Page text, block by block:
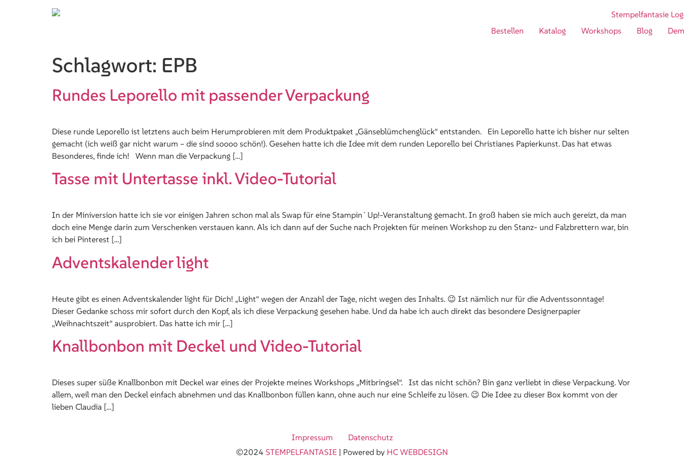
Bestellen Katalog Workshops Blog
Schlagwort: EPB
Rundes Leporello mit passender Verpackung
Diese runde Leporello ist letztens auch beim Herumprobieren mit dem Produktpaket „Gänseblümchenglück“ entstanden. Ein Leporello hatte ich bisher nur selten
gemacht (ich weiß gar nicht warum – die sind soooo schön!). Gesehen hatte ich die Idee mit dem runden Leporello bei Christianes Papierkunst. Das hat etwas
Besonderes, finde ich! Wenn man die Verpackung […]
Tasse mit Untertasse inkl. Video-Tutorial
In der Miniversion hatte ich sie vor einigen Jahren schon mal als Swap für eine Stampin`Up!-Veranstaltung gemacht. In groß haben sie mich auch gereizt, da man
doch eine Menge darin zum Verschenken verstauen kann. Als ich dann auf der Suche nach Projekten für meinen Workshop zu den Stanz- und Falzbrettern war, bin
ich bei Pinterest […]
Adventskalender light
Heute gibt es einen Adventskalender light für Dich! „Light“ wegen der Anzahl der Tage, nicht wegen des Inhalts. 😉 Ist nämlich nur für die Adventssonntage!
Dieser Gedanke schoss mir sofort durch den Kopf, als ich diese Verpackung gesehen habe. Und da habe ich auch direkt das besondere Designerpapier
„Weihnachtszeit“ ausprobiert. Das hatte ich mir […]
Knallbonbon mit Deckel und Video-Tutorial
Dieses super süße Knallbonbon mit Deckel war eines der Projekte meines Workshops „Mitbringsel“. Ist das nicht schön? Bin ganz verliebt in diese Verpackung. Vor
allem, weil man den Deckel einfach abnehmen und das Knallbonbon füllen kann, ohne auch nur eine Schleife zu lösen. 😉 Die Idee zu dieser Box kommt von der
lieben Claudia […]
Impressum
Datenschutz
©2024 STEMPELFANTASIE | Powered by HC WEBDESIGN